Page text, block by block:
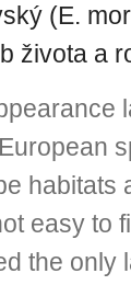
(E.
života a
habitats
easy to
the only